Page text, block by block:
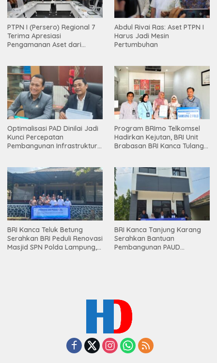
PTPN I (Persero) Regional 7
Terima Apresiasi
Pengamanan Aset dari
Abdul Rivai Ras: Aset PTPN I
Harus Jadi Mesin
Pertumbuhan
Optimalisasi PAD Dinilai Jadi
Kunci Percepatan
Pembangunan Infrastruktur
Program BRImo Telkomsel
Hadirkan Kejutan, BRI Unit
Brabasan BRI Kanca Tulang
Mesuji
BRI Kanca Teluk Betung
Serahkan BRI Peduli Renovasi
Masjid SPN Polda Lampung,
BRI Kanca Tanjung Karang
Serahkan Bantuan
Pembangunan PAUD